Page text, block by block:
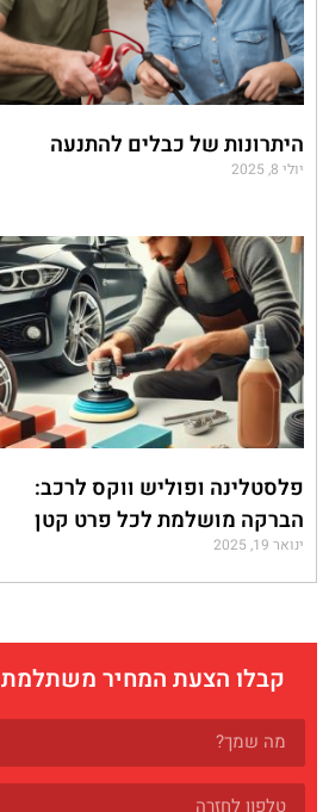
היתרונות של כבלים להתנעה
יולי 8, 2025
פלסטלינה ופוליש ווקס לרכב:
הברקה מושלמת לכל פרט קטן
ינואר 19, 2025
קבלו הצעת המחיר משתלמת